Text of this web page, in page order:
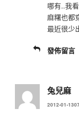
哪有..我
麻糬也都
最近很少
發佈留言
兔兒麻
2012-01-